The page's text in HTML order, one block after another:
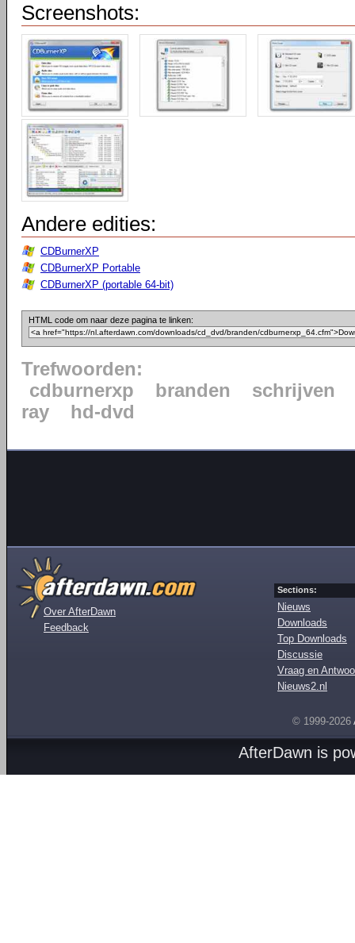
Screenshots:
Andere edities:
CDBurnerXP
CDBurnerXP Portable
CDBurnerXP (portable 64-bit)
HTML code om naar deze pagina te linken:
Trefwoorden:
cdburnerxp
branden
schrijven
ray
hd-dvd
Over AfterDawn
Feedback
Sections:
Nieuws
Downloads
Top Downloads
Discussie
Vraag en
Nieuws2.nl
© 1999-2026
AfterDawn is